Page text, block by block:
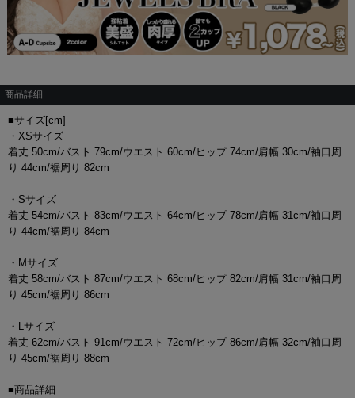
商品詳細
■サイズ[cm]
・XSサイズ
着丈 50cm/バスト 79cm/ウエスト 60cm/ヒップ 74cm/肩幅 30cm/袖口周
り 44cm/裾周り 82cm
・Sサイズ
着丈 54cm/バスト 83cm/ウエスト 64cm/ヒップ 78cm/肩幅 31cm/袖口周
り 44cm/裾周り 84cm
・Mサイズ
着丈 58cm/バスト 87cm/ウエスト 68cm/ヒップ 82cm/肩幅 31cm/袖口周
り 45cm/裾周り 86cm
・Lサイズ
着丈 62cm/バスト 91cm/ウエスト 72cm/ヒップ 86cm/肩幅 32cm/袖口周
り 45cm/裾周り 88cm
■商品詳細